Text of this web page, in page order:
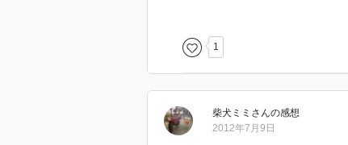
高・インフレ予防を第一義と
して伊藤博文を支えた足跡も
し、過剰ともいえる資本蓄積が
日本銀行創設史を活写した本書
型的な保守主義者を全うした松
1
柴犬ミミ さんの感想
2012年7月9日